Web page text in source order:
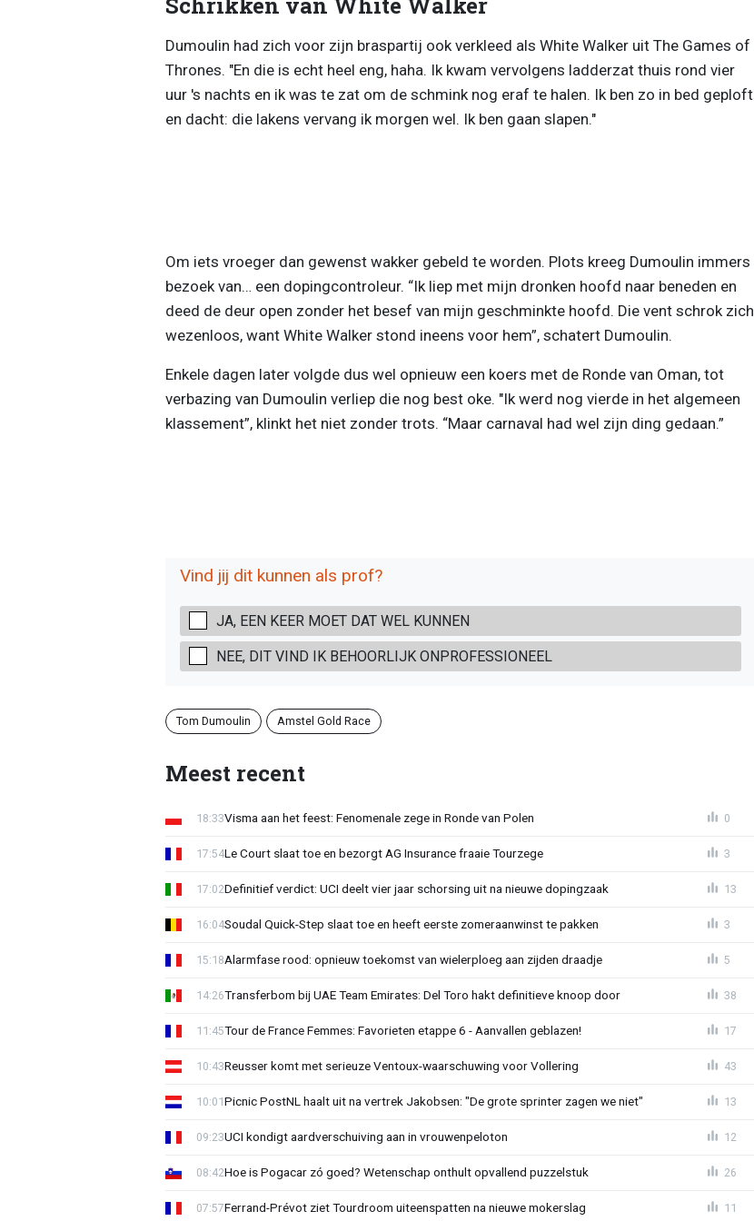
Dumoulin had zich voor zijn braspartij ook verkleed als White Walker uit The Games of
Thrones. "En die is echt heel eng, haha. Ik kwam vervolgens ladderzat thuis rond vier
uur 's nachts en ik was te zat om de schmink nog eraf te halen. Ik ben zo in bed geploft
en dacht: die lakens vervang ik morgen wel. Ik ben gaan slapen."
Om iets vroeger dan gewenst wakker gebeld te worden. Plots kreeg Dumoulin immers
bezoek van… een dopingcontroleur. “Ik liep met mijn dronken hoofd naar beneden en
deed de deur open zonder het besef van mijn geschminkte hoofd. Die vent schrok zich
wezenloos, want White Walker stond ineens voor hem”, schatert Dumoulin.
Enkele dagen later volgde dus wel opnieuw een koers met de Ronde van Oman, tot
verbazing van Dumoulin verliep die nog best oke. "Ik werd nog vierde in het algemeen
klassement”, klinkt het niet zonder trots. “Maar carnaval had wel zijn ding gedaan.”
Vind jij dit kunnen als prof?
JA, EEN KEER MOET DAT WEL KUNNEN
NEE, DIT VIND IK BEHOORLIJK ONPROFESSIONEEL
Tom Dumoulin Amstel Gold Race
Meest recent
Visma aan het feest: Fenomenale zege in Ronde van Polen
18:33 0
Le Court slaat toe en bezorgt AG Insurance fraaie Tourzege
17:54 3
Definitief verdict: UCI deelt vier jaar schorsing uit na nieuwe dopingzaak
17:02 13
Soudal Quick-Step slaat toe en heeft eerste zomeraanwinst te pakken
16:04 3
Alarmfase rood: opnieuw toekomst van wielerploeg aan zijden draadje
15:18 5
Transferbom bij UAE Team Emirates: Del Toro hakt definitieve knoop door
14:26 38
Tour de France Femmes: Favorieten etappe 6 - Aanvallen geblazen!
11:45 17
Reusser komt met serieuze Ventoux-waarschuwing voor Vollering
10:43 43
Picnic PostNL haalt uit na vertrek Jakobsen: "De grote sprinter zagen we niet"
10:01 13
UCI kondigt aardverschuiving aan in vrouwenpeloton
09:23 12
Hoe is Pogacar zó goed? Wetenschap onthult opvallend puzzelstuk
08:42 26
Ferrand-Prévot ziet Tourdroom uiteenspatten na nieuwe mokerslag
07:57 11